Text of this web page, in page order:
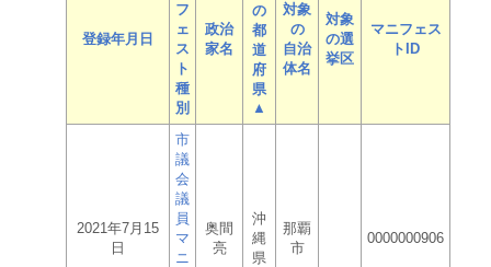
登録年月日
フ
ェ
ス
ト
種
別
政治
家名
の
都
道
府
県
▲
対象
の
自治
体名
対象
の選
挙区
マニフェス
トID
2021年7月15
日
市
議
会
議
員
マ
ニ
奥間
亮
沖
縄
県
那覇
市
0000000906